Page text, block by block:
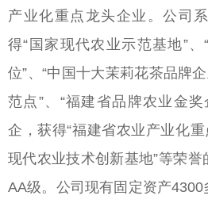
产业化重点龙头企业。公司
得“国家现代农业示范基地”
位”、“中国十大茉莉花茶品牌
范点”、“福建省品牌农业金
企，获得“福建省农业产业化
现代农业技术创新基地”等荣
AA级。公司现有固定资产